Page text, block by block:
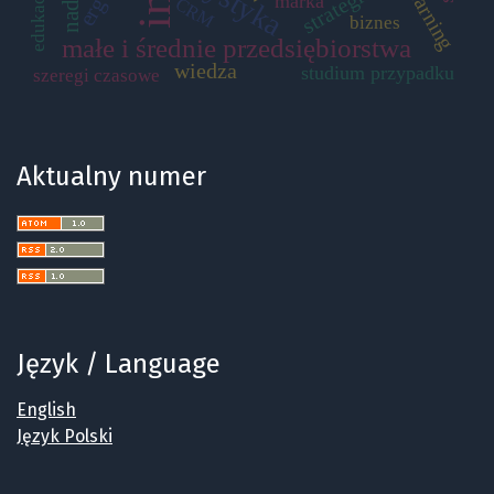
małe i średnie przedsiębiorstwa
wiedza studium przypadku
szeregi czasowe
biznes
CRM
edukacja
Aktualny numer
Język / Language
English
Język Polski